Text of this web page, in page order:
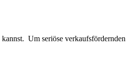
Um seriöse